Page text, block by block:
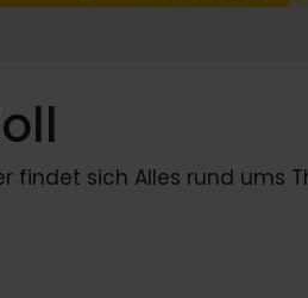
findet sich Alles rund ums